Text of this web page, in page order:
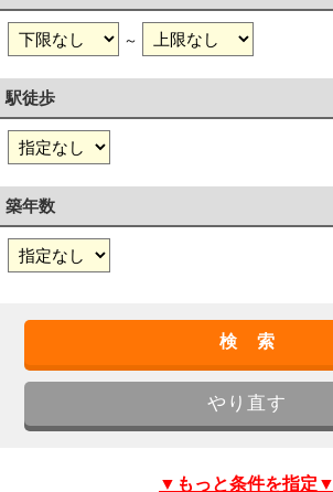
～
駅徒歩
築年数
▼もっと条件を指定▼